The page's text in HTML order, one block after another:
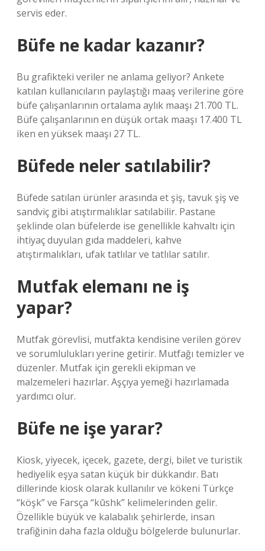
servis eder.
Büfe ne kadar kazanır?
Bu grafikteki veriler ne anlama geliyor? Ankete
katılan kullanıcıların paylaştığı maaş verilerine göre
büfe çalışanlarının ortalama aylık maaşı 21.700 TL.
Büfe çalışanlarının en düşük ortak maaşı 17.400 TL
iken en yüksek maaşı 27 TL.
Büfede neler satılabilir?
Büfede satılan ürünler arasında et şiş, tavuk şiş ve
sandviç gibi atıştırmalıklar satılabilir. Pastane
şeklinde olan büfelerde ise genellikle kahvaltı için
ihtiyaç duyulan gıda maddeleri, kahve
atıştırmalıkları, ufak tatlılar ve tatlılar satılır.
Mutfak elemanı ne iş
yapar?
Mutfak görevlisi, mutfakta kendisine verilen görev
ve sorumlulukları yerine getirir. Mutfağı temizler ve
düzenler. Mutfak için gerekli ekipman ve
malzemeleri hazırlar. Aşçıya yemeği hazırlamada
yardımcı olur.
Büfe ne işe yarar?
Kiosk, yiyecek, içecek, gazete, dergi, bilet ve turistik
hediyelik eşya satan küçük bir dükkandır. Batı
dillerinde kiosk olarak kullanılır ve kökeni Türkçe
“köşk” ve Farsça “kūshk” kelimelerinden gelir.
Özellikle büyük ve kalabalık şehirlerde, insan
trafiğinin daha fazla olduğu bölgelerde bulunurlar.